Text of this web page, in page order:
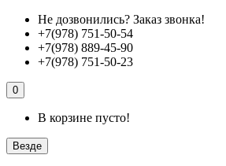
Не дозвонились? Заказ звонка!
+7(978) 751-50-54
+7(978) 889-45-90
+7(978) 751-50-23
0
В корзине пусто!
Везде